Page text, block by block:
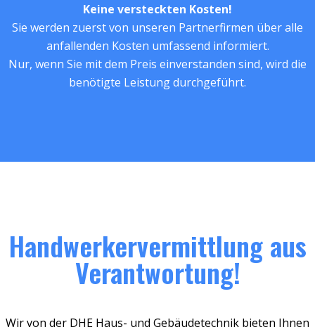
Keine versteckten Kosten!
Sie werden zuerst von unseren Partnerfirmen über alle
anfallenden Kosten umfassend informiert.
Nur, wenn Sie mit dem Preis einverstanden sind, wird die
benötigte Leistung durchgeführt.
Handwerkervermittlung aus
Verantwortung!
Wir von der DHE Haus- und Gebäudetechnik bieten Ihnen